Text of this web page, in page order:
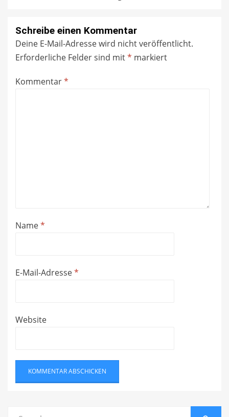
Schreibe einen Kommentar
Deine E-Mail-Adresse wird nicht veröffentlicht.
Erforderliche Felder sind mit* markiert
Kommentar*
Name*
E-Mail-Adresse*
Website